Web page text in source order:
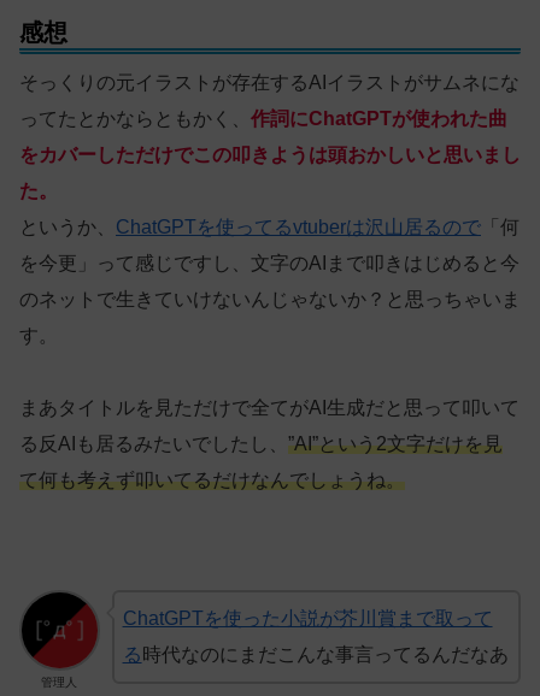
感想
そっくりの元イラストが存在するAIイラストがサムネにな
ってたとかならともかく、 作詞にChatGPTが使われた曲
をカバーしただけでこの叩きようは頭おかしいと思いまし
た。
というか、 ChatGPTを使ってるvtuberは沢山居るので 「何
を今更」って感じですし、文字のAIまで叩きはじめると今
のネットで生きていけないんじゃないか？と思っちゃいま
す。
まあタイトルを見ただけで全てがAI生成だと思って叩いて
る反AIも居るみたいでしたし、 ”AI”という2文字だけを見
て何も考えず叩いてるだけなんでしょうね。
管理人
ChatGPTを使った小説が芥川賞まで取って
る 時代なのにまだこんな事言ってるんだなあ